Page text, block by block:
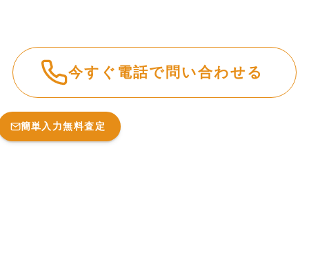
今すぐ電話で問い合わせる
簡単入力無料査定